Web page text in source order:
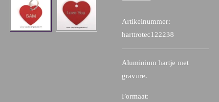
Artikelnummer:
harttrotec122238
Aluminium hartje met
gravure.
Formaat: